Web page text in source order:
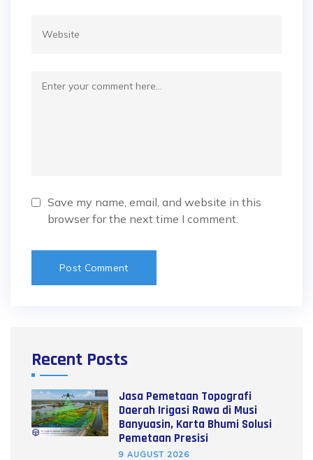
Save my name, email, and website in this
browser for the next time I comment.
Recent Posts
Jasa Pemetaan Topografi
Daerah Irigasi Rawa di Musi
Banyuasin, Karta Bhumi Solusi
Pemetaan Presisi
9 AUGUST 2026